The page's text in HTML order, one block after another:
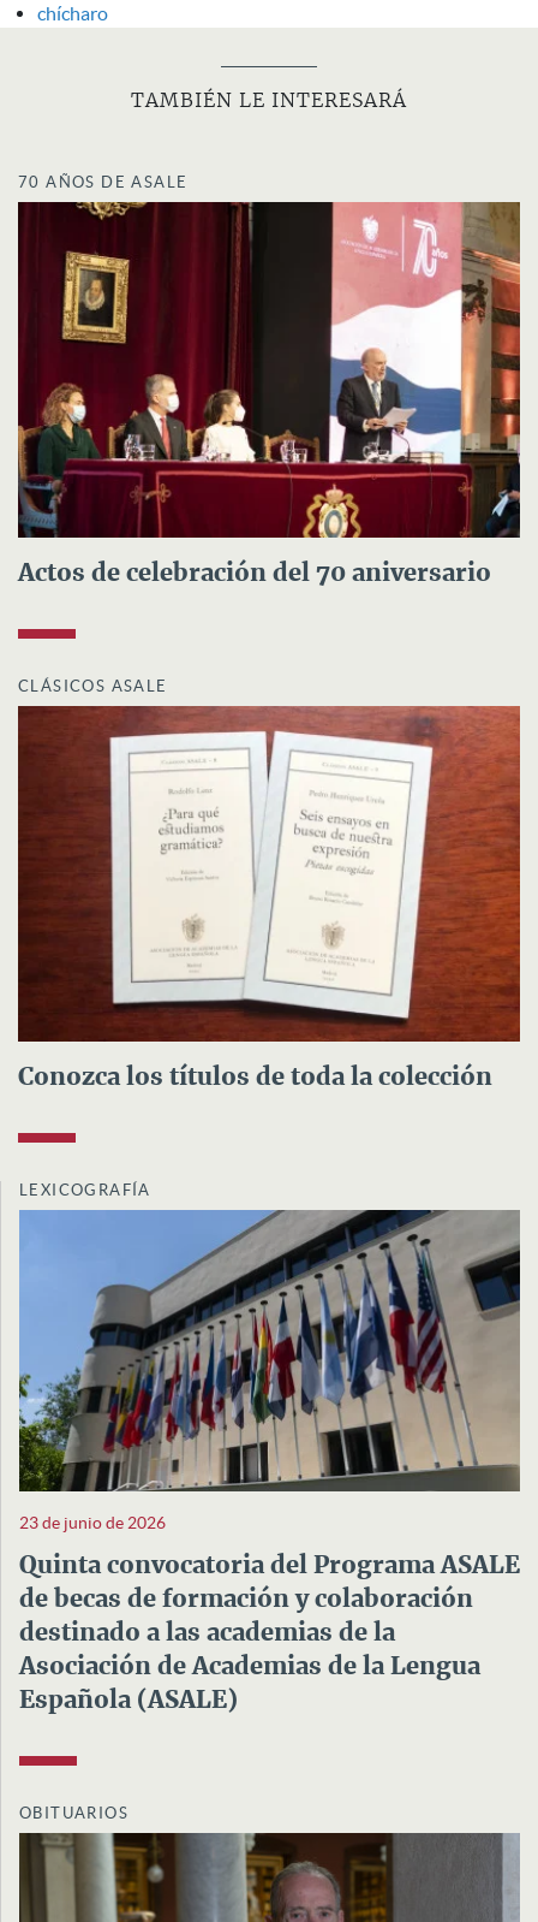
chícharo
TAMBIÉN LE INTERESARÁ
70 AÑOS DE ASALE
Actos de celebración del 70 aniversario
CLÁSICOS ASALE
Conozca los títulos de toda la colección
LEXICOGRAFÍA
23 de junio de 2026
Quinta convocatoria del Programa ASALE
de becas de formación y colaboración
destinado a las academias de la
Asociación de Academias de la Lengua
Española (ASALE)
OBITUARIOS